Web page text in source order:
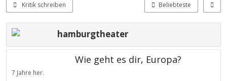
Kritik schreiben Beliebteste
hamburgtheater
Wie geht es dir, Europa?
7 Jahre her.